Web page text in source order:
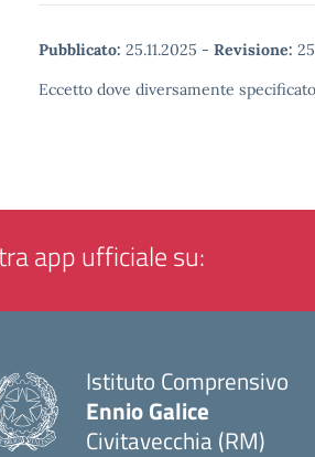
Pubblicato: 25.11.2025 - Revisione:
Eccetto dove diversamente
app ufficiale su:
Istituto Comprensivo
Ennio Galice
Civitavecchia (RM)